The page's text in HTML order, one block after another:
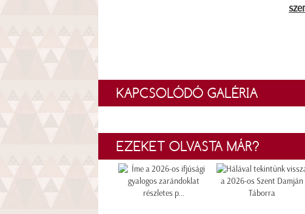
KAPCSOLÓDÓ GALÉRIA
EZEKET OLVASTA MÁR?